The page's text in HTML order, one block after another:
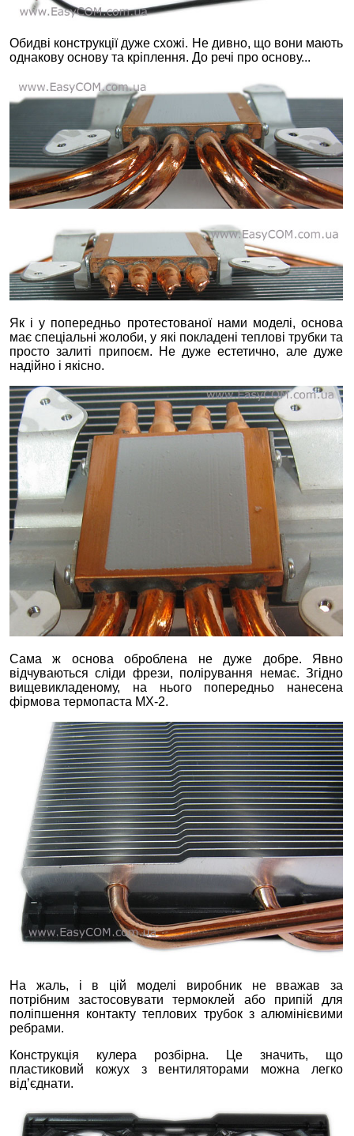
Обидві конструкції дуже схожі. Не дивно, що вони мають
однакову основу та кріплення. До речі про основу...
Як і у попередньо протестованої нами моделі, основа
має спеціальні жолоби, у які покладені теплові трубки та
просто залиті припоєм. Не дуже естетично, але дуже
надійно і якісно.
Сама ж основа оброблена не дуже добре. Явно
відчуваються сліди фрези, полірування немає. Згідно
вищевикладеному, на нього попередньо нанесена
фірмова термопаста МХ-2.
На жаль, і в цій моделі виробник не вважав за
потрібним застосовувати термоклей або припій для
поліпшення контакту теплових трубок з алюмінієвими
ребрами.
Конструкція кулера розбірна. Це значить, що
пластиковий кожух з вентиляторами можна легко
від’єднати.